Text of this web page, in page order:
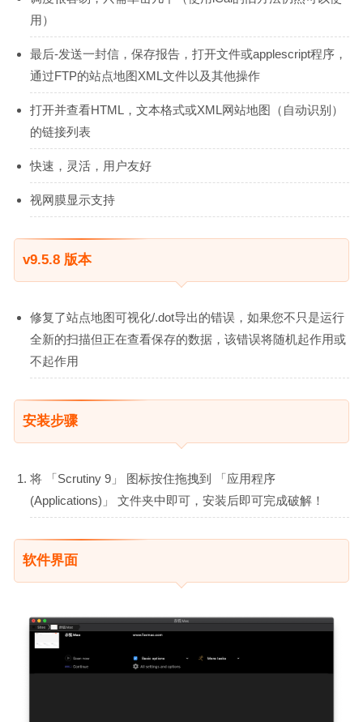
用）
最后-发送一封信，保存报告，打开文件或applescript程序，
通过FTP的站点地图XML文件以及其他操作
打开并查看HTML，文本格式或XML网站地图（自动识别）
的链接列表
快速，灵活，用户友好
视网膜显示支持
v9.5.8 版本
修复了站点地图可视化/.dot导出的错误，如果您不只是运行
全新的扫描但正在查看保存的数据，该错误将随机起作用或
不起作用
安装步骤
将 「Scrutiny 9」 图标按住拖拽到 「应用程序
(Applications)」 文件夹中即可，安装后即可完成破解！
软件界面